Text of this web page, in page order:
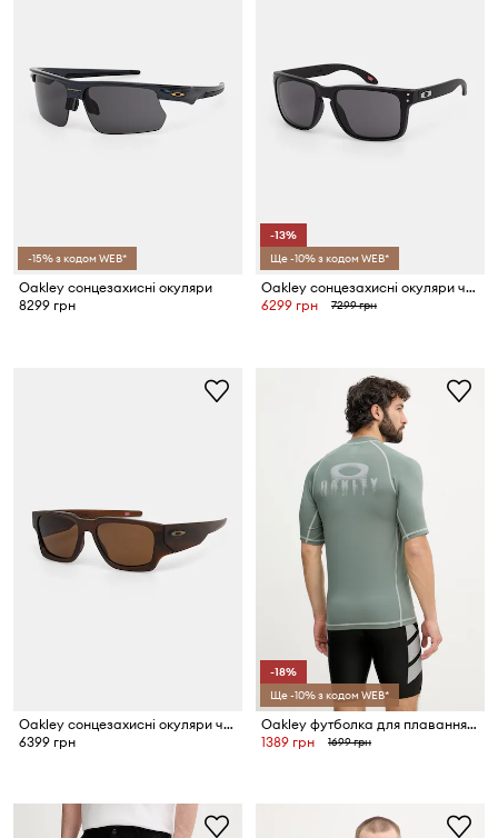
-15% з кодом WEB*
Oakley сонцезахисні окуляри
8299 грн
-13%
Ще -10% з кодом WEB*
Oakley сонцезахисні окуляри чоловічі
6299 грн
7299 грн
Oakley сонцезахисні окуляри чоловічі
6399 грн
-18%
Ще -10% з кодом WEB*
Oakley футболка для плавання чоловіча
1389 грн
1699 грн